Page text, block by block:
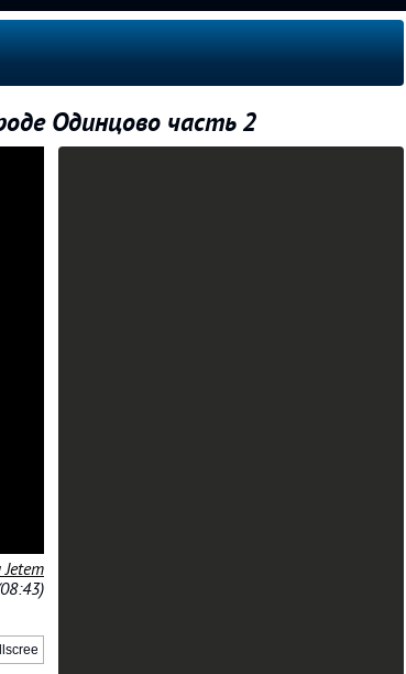
Одинцово часть 2